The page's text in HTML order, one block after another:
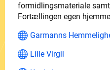
formidlingsmateriale
Fortællingen egen
Garmanns
Lille Virgil